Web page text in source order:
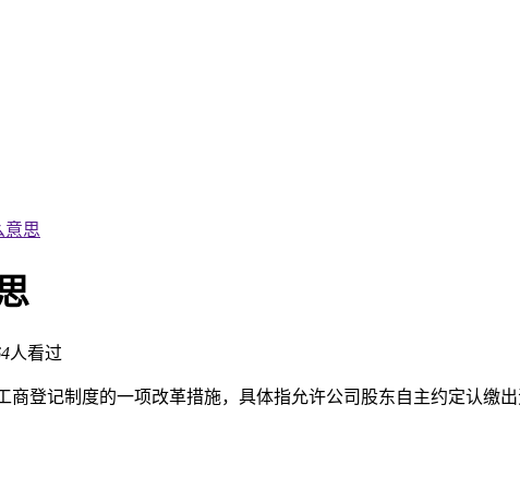
意思
人看过
记制度的一项改革措施，具体指允许公司股东自主约定认缴